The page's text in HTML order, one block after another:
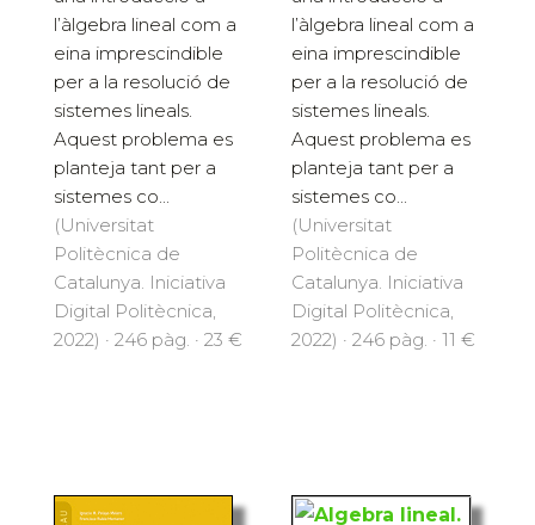
l’àlgebra lineal com a
eina imprescindible
per a la resolució de
sistemes lineals.
Aquest problema es
planteja tant per a
sistemes co...
(Universitat
Politècnica de
Catalunya. Iniciativa
Digital Politècnica,
2022) · 246 pàg. · 23 €
l’àlgebra lineal com a
eina imprescindible
per a la resolució de
sistemes lineals.
Aquest problema es
planteja tant per a
sistemes co...
(Universitat
Politècnica de
Catalunya. Iniciativa
Digital Politècnica,
2022) · 246 pàg. · 11 €